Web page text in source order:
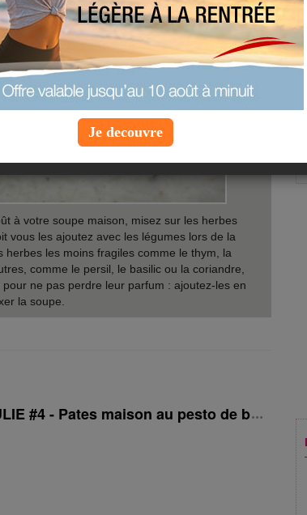
à votre soupe maison, misez sur les herbes
vous les ajoutez avec les légumes lors de la
herbes les moins fragiles comme le thym, la
comme le persil, le basilic ou la coriandre,
ne pas perdre leur parfum : ajoutez-les en
la soupe.
#4 - Pates maison au pesto de
Je decouvre